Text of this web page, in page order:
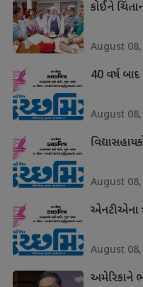
કોઈને
August
40 વર્ષ
August
August
એનટીએના
August
અમેરિકાને